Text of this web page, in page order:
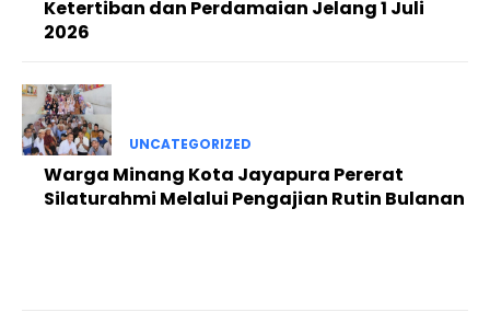
Ketertiban dan Perdamaian Jelang 1 Juli
2026
UNCATEGORIZED
Warga Minang Kota Jayapura Pererat
Silaturahmi Melalui Pengajian Rutin Bulanan